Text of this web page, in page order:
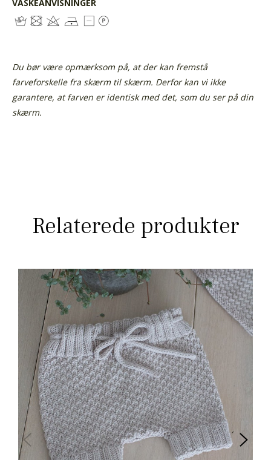
VASKEANVISNINGER
Du bør være opmærksom på, at der kan fremstå
farveforskelle fra skærm til skærm. Derfor kan vi ikke
garantere, at farven er identisk med det, som du ser på din
skærm.
Relaterede produkter